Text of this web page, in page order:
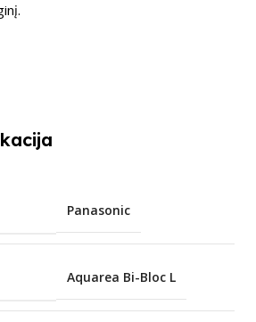
Panasonic
Aquarea Bi-Bloc L